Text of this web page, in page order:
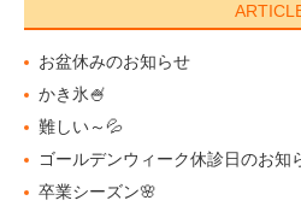
お盆休みのお知らせ
かき氷🍧
難しい～💦
ゴールデンウィーク休診日のお知
卒業シーズン🌸